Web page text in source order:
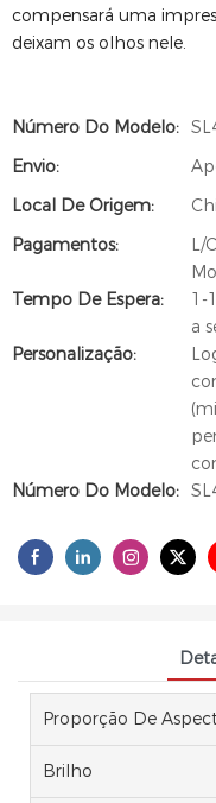
compensará uma
deixam os olhos nele.
Número Do Modelo:
Envio:
Local De Origem:
Pagamentos:
L/
Tempo De Espera:
1-
a
Personalização:
Número Do Modelo:
Proporção De
Brilho